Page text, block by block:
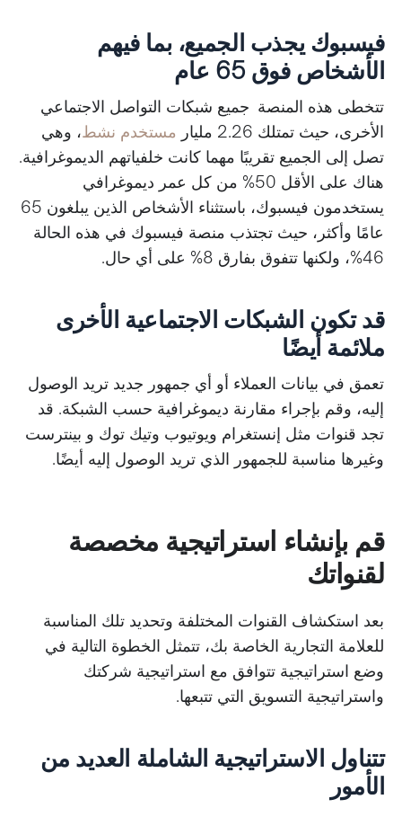
فيسبوك يجذب الجميع، بما فيهم
الأشخاص فوق 65 عام
تتخطى هذه المنصة جميع شبكات التواصل الاجتماعي
الأخرى، حيث تمتلك 2.26 مليار
مستخدم نشط، وهي
تصل إلى الجميع تقريبًا مهما كانت خلفياتهم الديموغرافية.
هناك على الأقل 50% من كل عمر ديموغرافي
يستخدمون فيسبوك، باستثناء الأشخاص الذين يبلغون 65
عامًا وأكثر، حيث تجتذب منصة فيسبوك في هذه الحالة
46%، ولكنها تتفوق بفارق 8% على أي حال.
قد تكون الشبكات الاجتماعية الأخرى
ملائمة أيضًا
تعمق في بيانات العملاء أو أي جمهور جديد تريد الوصول
إليه، وقم بإجراء مقارنة ديموغرافية حسب الشبكة. قد
تجد قنوات مثل إنستغرام ويوتيوب وتيك توك و بينترست
وغيرها مناسبة للجمهور الذي تريد الوصول إليه أيضًا.
قم بإنشاء استراتيجية مخصصة
لقنواتك
بعد استكشاف القنوات المختلفة وتحديد تلك المناسبة
للعلامة التجارية الخاصة بك، تتمثل الخطوة التالية في
وضع استراتيجية تتوافق مع استراتيجية شركتك
واستراتيجية التسويق التي تتبعها.
تتناول الاستراتيجية الشاملة العديد من
الأمور